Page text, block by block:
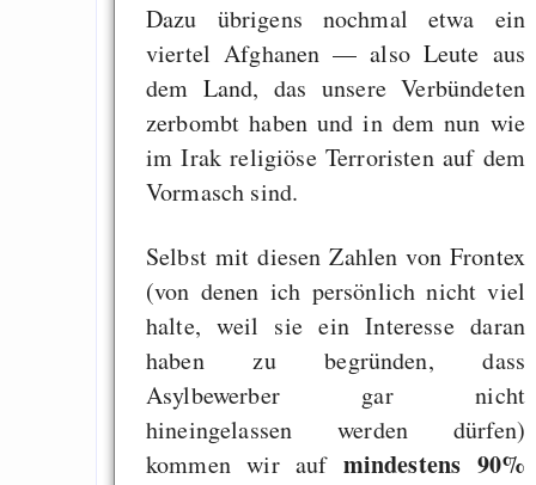
Dazu übrigens nochmal etwa ein
viertel Afghanen — also Leute aus
dem Land, das unsere Verbündeten
zerbombt haben und in dem nun wie
im Irak religiöse Terroristen auf dem
Vormasch sind.
Selbst mit diesen Zahlen von Frontex
(von denen ich persönlich nicht viel
halte, weil sie ein Interesse daran
haben zu begründen, dass
Asylbewerber gar nicht
hineingelassen werden dürfen)
kommen wir auf mindestens 90%